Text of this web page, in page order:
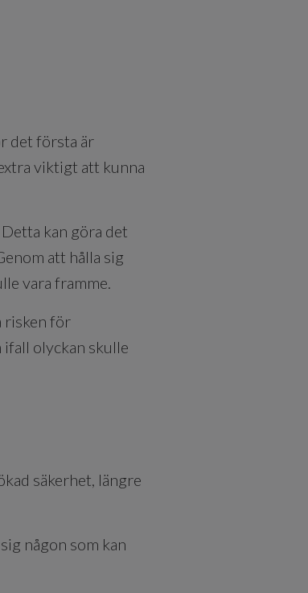
det första är
viktigt att kunna
kan göra det
att hålla sig
vara framme.
risken för
ifall olyckan skulle
säkerhet, längre
någon som kan